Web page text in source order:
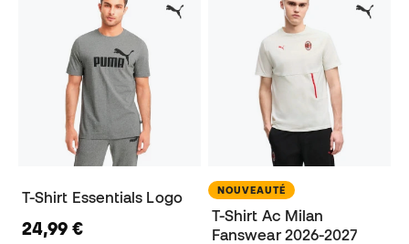
T-Shirt Essentials Logo
24,99 €
NOUVEAUTÉ
T-Shirt Ac Milan
Fanswear 2026-2027